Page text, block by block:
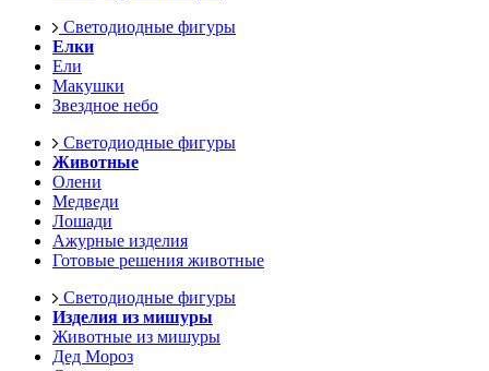
Светодиодные фигуры
Елки
Ели
Макушки
Звездное небо
Светодиодные фигуры
Животные
Олени
Медведи
Лошади
Ажурные изделия
Готовые решения животные
Светодиодные фигуры
Изделия из мишуры
Животные из мишуры
Дед Мороз